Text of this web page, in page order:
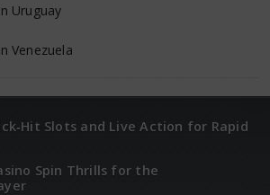
Uruguay
Venezuela
Slots and Live Action for Rapid
Spin Thrills for the